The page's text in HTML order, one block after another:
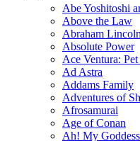
Abe Yoshitoshi
Above the Law
Abraham Lincoln
Absolute Power
Ace Ventura:
Ad Astra
Addams Family
Adventures of
Afrosamurai
Age of Conan
Ah! My Goddess